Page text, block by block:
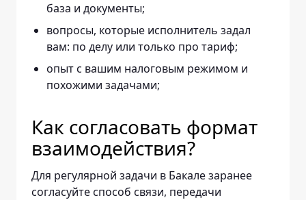
база и документы;
вопросы, которые исполнитель задал
вам: по делу или только про тариф;
опыт с вашим налоговым режимом и
похожими задачами;
Как согласовать формат
взаимодействия?
Для регулярной задачи в Бакале заранее
согласуйте способ связи, передачи